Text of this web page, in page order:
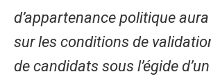
d’appartenance politique
sur les conditions de
de candidats sous l’égide